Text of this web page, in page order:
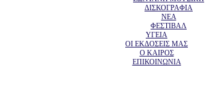
ΔΙΣΚΟΓΡΑΦΙΑ
ΝΕΑ
ΦΕΣΤΙΒΑΛ
ΥΓΕΙΑ
ΟΙ ΕΚΔΟΣΕΙΣ ΜΑΣ
Ο ΚΑΙΡΟΣ
ΕΠΙΚΟΙΝΩΝΙΑ